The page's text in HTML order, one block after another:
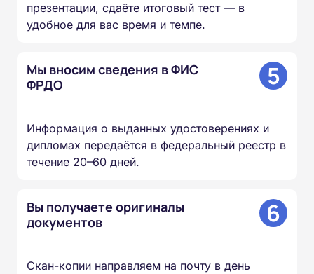
презентации, сдаёте итоговый тест — в
удобное для вас время и темпе.
Мы вносим сведения в ФИС
ФРДО
5
Информация о выданных удостоверениях и
дипломах передаётся в федеральный реестр в
течение 20–60 дней.
Вы получаете оригиналы
документов
6
Скан-копии направляем на почту в день